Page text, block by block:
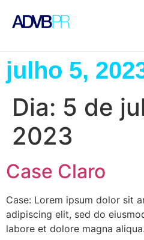
julho 5,
Dia: 5 de
2023
Case Claro
Case: Lorem ipsum dolor sit
adipiscing elit, sed do
labore et dolore magna aliqua.